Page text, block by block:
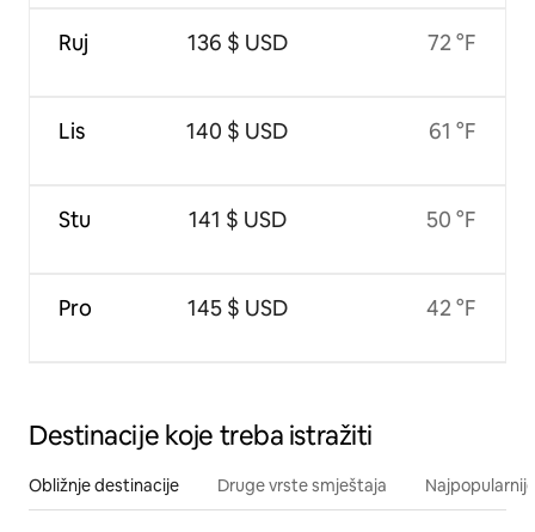
Ruj
Lis
Stu
Pro
136 $ USD
140 $ USD
141 $ USD
145 $ USD
72 °F
61 °F
50 °F
42 °F
Destinacije koje treba istražiti
Obližnje destinacije Druge vrste smještaja